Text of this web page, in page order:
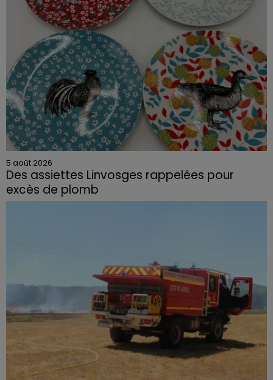
5 août 2026
Des assiettes Linvosges rappelées pour
excès de plomb
Du plomb a été détecté dans deux assiettes en